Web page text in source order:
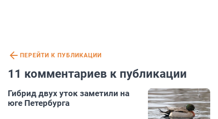
ПЕРЕЙТИ К ПУБЛИКАЦИИ
11 комментариев к публикации
Гибрид двух уток заметили на
юге Петербурга